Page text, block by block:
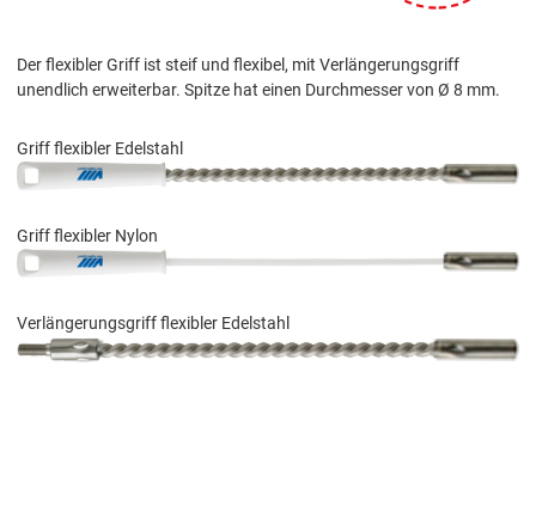
Der flexibler Griff ist steif und flexibel, mit Verlängerungsgriff
unendlich erweiterbar. Spitze hat einen Durchmesser von Ø 8 mm.
Griff flexibler Edelstahl
Griff flexibler Nylon
Verlängerungsgriff flexibler Edelstahl